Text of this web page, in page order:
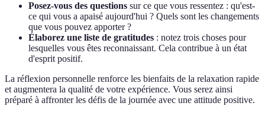
Posez-vous des questions sur ce que vous ressentez : qu'est-
ce qui vous a apaisé aujourd'hui ? Quels sont les changements
que vous pouvez apporter ?
Élaborez une liste de gratitudes : notez trois choses pour
lesquelles vous êtes reconnaissant. Cela contribue à un état
d'esprit positif.
La réflexion personnelle renforce les bienfaits de la relaxation rapide
et augmentera la qualité de votre expérience. Vous serez ainsi
préparé à affronter les défis de la journée avec une attitude positive.